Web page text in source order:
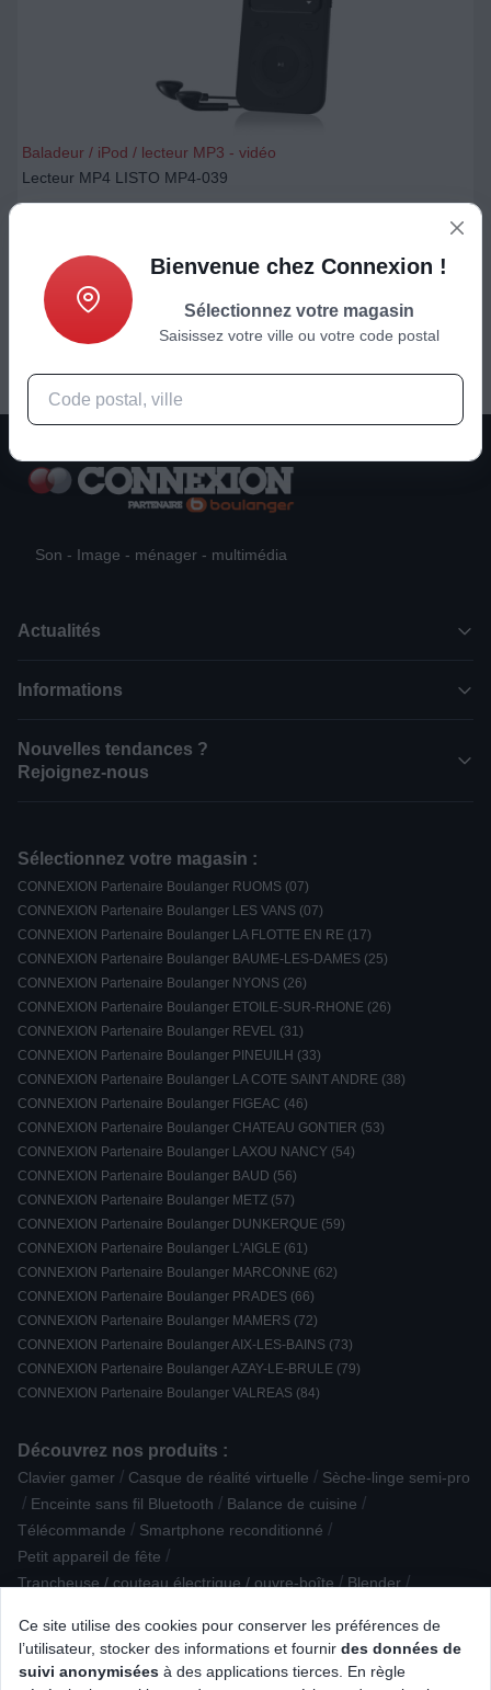
Baladeur / iPod / lecteur MP3 - vidéo
Lecteur MP4 LISTO MP4-039
Ce site utilise des cookies pour conserver les préférences de
l’utilisateur, stocker des informations et fournir des données de
suivi anonymisées à des applications tierces. En règle
Son - Image - ménager - multimédia
Actualités
Informations
Nouvelles tendances ?
Rejoignez-nous
Sélectionnez votre magasin :
CONNEXION Partenaire Boulanger RUOMS (07)
CONNEXION Partenaire Boulanger LES VANS (07)
CONNEXION Partenaire Boulanger LA FLOTTE EN RE (17)
CONNEXION Partenaire Boulanger BAUME-LES-DAMES (25)
CONNEXION Partenaire Boulanger NYONS (26)
CONNEXION Partenaire Boulanger ETOILE-SUR-RHONE (26)
CONNEXION Partenaire Boulanger REVEL (31)
CONNEXION Partenaire Boulanger PINEUILH (33)
CONNEXION Partenaire Boulanger LA COTE SAINT ANDRE (38)
CONNEXION Partenaire Boulanger FIGEAC (46)
CONNEXION Partenaire Boulanger CHATEAU GONTIER (53)
CONNEXION Partenaire Boulanger LAXOU NANCY (54)
CONNEXION Partenaire Boulanger BAUD (56)
CONNEXION Partenaire Boulanger METZ (57)
CONNEXION Partenaire Boulanger DUNKERQUE (59)
CONNEXION Partenaire Boulanger L'AIGLE (61)
CONNEXION Partenaire Boulanger MARCONNE (62)
CONNEXION Partenaire Boulanger PRADES (66)
CONNEXION Partenaire Boulanger MAMERS (72)
CONNEXION Partenaire Boulanger AIX-LES-BAINS (73)
CONNEXION Partenaire Boulanger AZAY-LE-BRULE (79)
CONNEXION Partenaire Boulanger VALREAS (84)
Découvrez nos produits :
Clavier gamer / Casque de réalité virtuelle / Sèche-linge semi-pro
/ Enceinte sans fil Bluetooth / Balance de cuisine /
Télécommande / Smartphone reconditionné /
Petit appareil de fête /
Trancheuse / couteau électrique / ouvre-boîte / Blender /
Son reconditionné / Aide médicale / Hotte Classique /
Presse-agrumes /
Bienvenue chez Connexion !
Sélectionnez votre magasin
Saisissez votre ville ou votre code postal